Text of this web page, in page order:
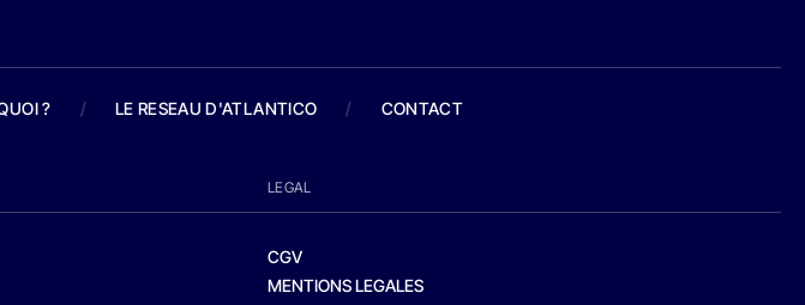
? / LE RESEAU D'ATLANTICO / CONTACT
LEGAL
CGV
MENTIONS LEGALES